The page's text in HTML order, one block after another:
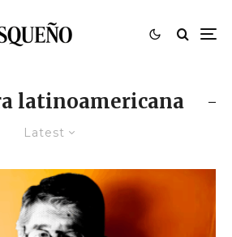
latinoamericana
Latest